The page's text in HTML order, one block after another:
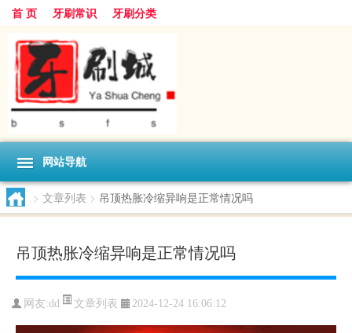
首 页 牙刷常识 牙刷分类
网站导航
> 文章列表 > 吊顶热胀冷缩异响是正常情况吗
吊顶热胀冷缩异响是正常情况吗
网友:dd 文章列表 2024-12-24 16:06:12